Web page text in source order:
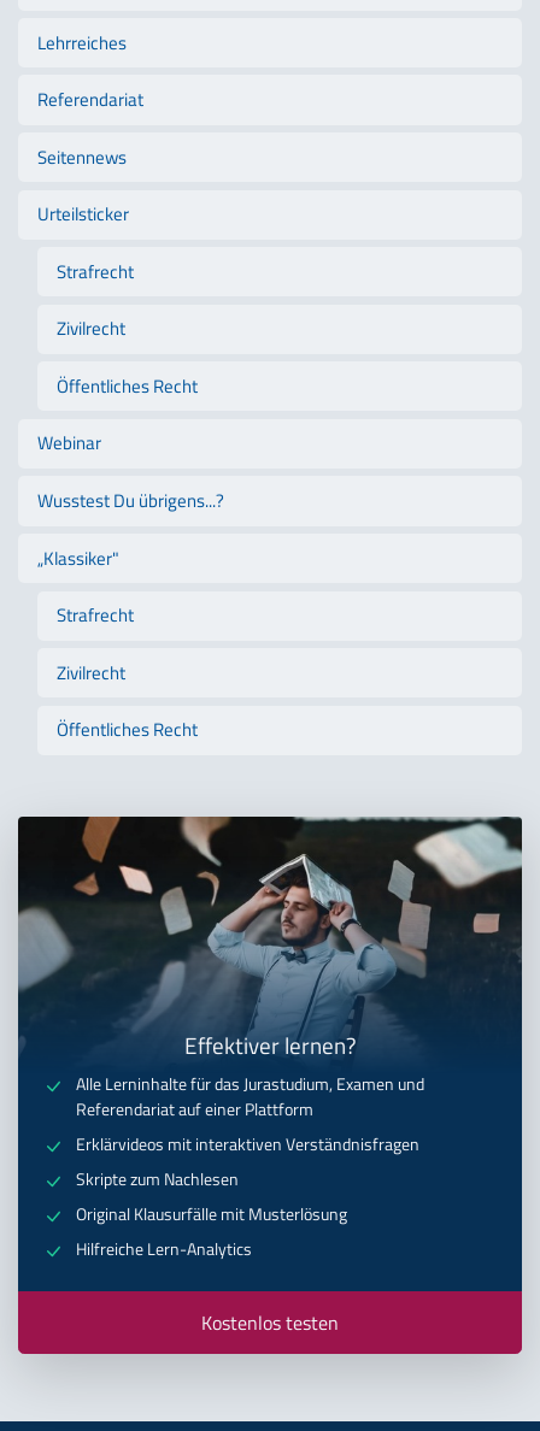
Lehrreiches
Referendariat
Seitennews
Urteilsticker
Strafrecht
Zivilrecht
Öffentliches Recht
Webinar
Wusstest Du übrigens...?
„Klassiker"
Strafrecht
Zivilrecht
Öffentliches Recht
Effektiver lernen?
Alle Lerninhalte für das Jurastudium, Examen und
Referendariat auf einer Plattform
Erklärvideos mit interaktiven Verständnisfragen
Skripte zum Nachlesen
Original Klausurfälle mit Musterlösung
Hilfreiche Lern-Analytics
Kostenlos testen